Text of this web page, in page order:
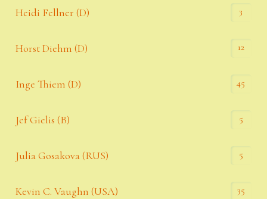
Heidi Fellner (D) 3
Horst Diehm (D) 12
Inge Thiem (D) 45
Jef Gielis (B) 5
Julia Gosakova (RUS) 5
Kevin C. Vaughn (USA) 35